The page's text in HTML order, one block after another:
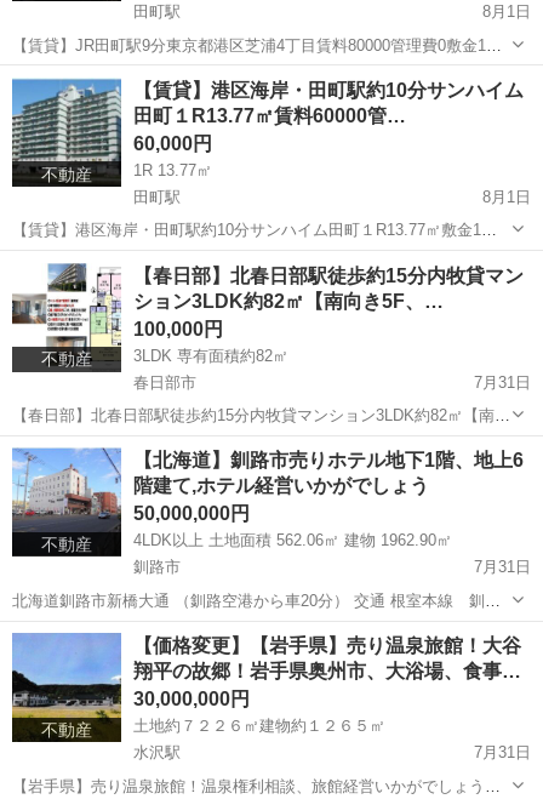
田町駅
8月1日
【賃貸】JR田町駅9分東京都港区芝浦4丁目賃料80000管理費0敷金1礼
金1マンション JR田町駅約9分 東京都港区芝浦4丁目 マンション 1R 専
有面積16.55㎡ バストイレユニット ...
東京 港区 田町駅 マンション 外国人
不動産
【賃貸】港区海岸・田町駅約10分サンハイム
田町１R13.77㎡賃料60000管…
60,000円
1R 13.77㎡
田町駅
8月1日
【賃貸】港区海岸・田町駅約10分サンハイム田町１R13.77㎡敷金1礼
金１【外国籍相談】 ＪＲ田町駅約10分 東京都港区海岸3丁目 鉄骨鉄筋
コンクリート造 地上１１階建て 1975年4月築 １R 1...
東京 港区 田町駅 マンション 定額制
不動産
【春日部】北春日部駅徒歩約15分内牧貸マン
ション3LDK約82㎡【南向き5F、…
100,000円
3LDK 専有面積約82㎡
春日部市
7月31日
【春日部】北春日部駅徒歩約15分内牧貸マンション3LDK約82㎡【南向
き5F、ペット可】 東武伊勢崎線 北春日部駅徒歩約15分 貸マンション
3LDK 玄関 洋室4.7 洋室7 和...
埼玉 春日部市 マンション 徒歩
不動産
【北海道】釧路市売りホテル地下1階、地上6
階建て,ホテル経営いかがでしょう
50,000,000円
4LDK以上 土地面積 562.06㎡ 建物 1962.90㎡
釧路市
7月31日
北海道釧路市新橋大通 （釧路空港から車20分） 交通 根室本線 釧路
駅より徒歩33分、阿寒バス・くしろバス バス停新橋大通6丁目 徒
歩0分 土地面積 562.06㎡ 170.02坪 建物 ...
北海道 釧路市 中古（マンション/一戸建て） 徒歩
不動産
【価格変更】【岩手県】売り温泉旅館！大谷
翔平の故郷！岩手県奥州市、大浴場、食事…
30,000,000円
土地約７２２６㎡建物約１２６５㎡
水沢駅
7月31日
【岩手県】売り温泉旅館！温泉権利相談、旅館経営いかがでしょう